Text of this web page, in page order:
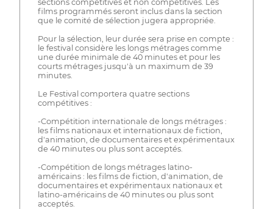
sections compétitives et non compétitives. Les
films programmés seront inclus dans la section
que le comité de sélection jugera appropriée.
Pour la sélection, leur durée sera prise en compte :
le festival considère les longs métrages comme
une durée minimale de 40 minutes et pour les
courts métrages jusqu'à un maximum de 39
minutes.
Le Festival comportera quatre sections
compétitives :
-Compétition internationale de longs métrages :
les films nationaux et internationaux de fiction,
d'animation, de documentaires et expérimentaux
de 40 minutes ou plus sont acceptés.
-Compétition de longs métrages latino-
américains : les films de fiction, d'animation, de
documentaires et expérimentaux nationaux et
latino-américains de 40 minutes ou plus sont
acceptés.